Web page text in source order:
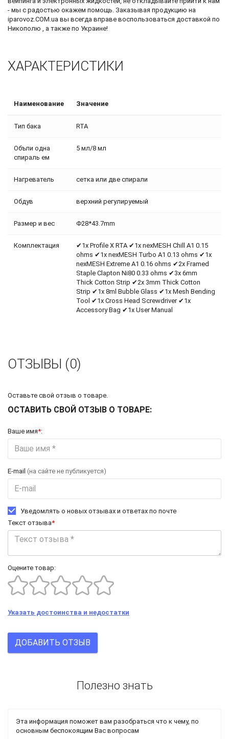
- мы с радостью окажем помощь. Заказывая продукцию на
iparovoz.COM.ua вы всегда вправе воспользоваться доставкой по
Никополю , а также по Украине!
ХАРАКТЕРИСТИКИ
Наименование Значение
Тип бака RTA
Объли одна
спираль ем
5 мл/8 мл
Нагреватель сетка или две спирали
Обдув верхний регулируемый
Размер и вес Φ28*43.7mm
Комплектация
✔1x Profile X RTA ✔1x nexMESH Chill A1 0.15
ohms ✔1x nexMESH Turbo A1 0.13 ohms ✔1x
nexMESH Extreme A1 0.16 ohms ✔2x Framed
Staple Clapton Ni80 0.33 ohms ✔3x 6mm
Thick Cotton Strip ✔2x 3mm Thick Cotton
Strip ✔1x 8ml Bubble Glass ✔1x Mesh Bending
Tool ✔1x Cross Head Screwdriver ✔1x
Accessory Bag ✔1x User Manual
ОТЗЫВЫ (0)
Оставьте свой отзыв о товаре.
ОСТАВИТЬ СВОЙ ОТЗЫВ О ТОВАРЕ:
Ваше имя*:
E-mail (на сайте не публикуется)
Уведомлять о новых отзывах и ответах по почте
Текст отзыва*
Оцените товар:
Указать достоинства и недостатки
ДОБАВИТЬ ОТЗЫВ
Полезно знать
Эта информация поможет вам разобраться что к чему, по
основным беспокоящим Вас вопросам